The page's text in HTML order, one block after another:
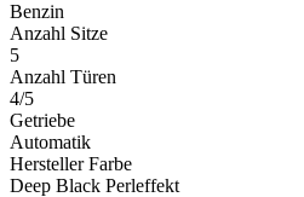
Benzin
Anzahl Sitze
5
Anzahl Türen
4/5
Getriebe
Automatik
Hersteller Farbe
Deep Black Perleffekt